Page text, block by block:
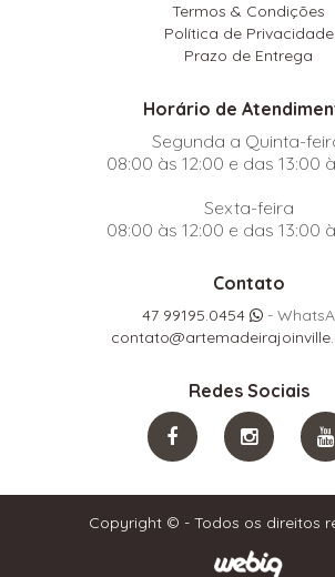
Termos & Condições
Política de Privacidade
Prazo de Entrega
Horário de
Segunda a Quinta-
08:00 às 12:00 e das 13:00
Sexta-feira
08:00 às 12:00 e das 13:00
Contato
47 99195.0454
-
Redes Sociais
Copyright © - Todos os direitos